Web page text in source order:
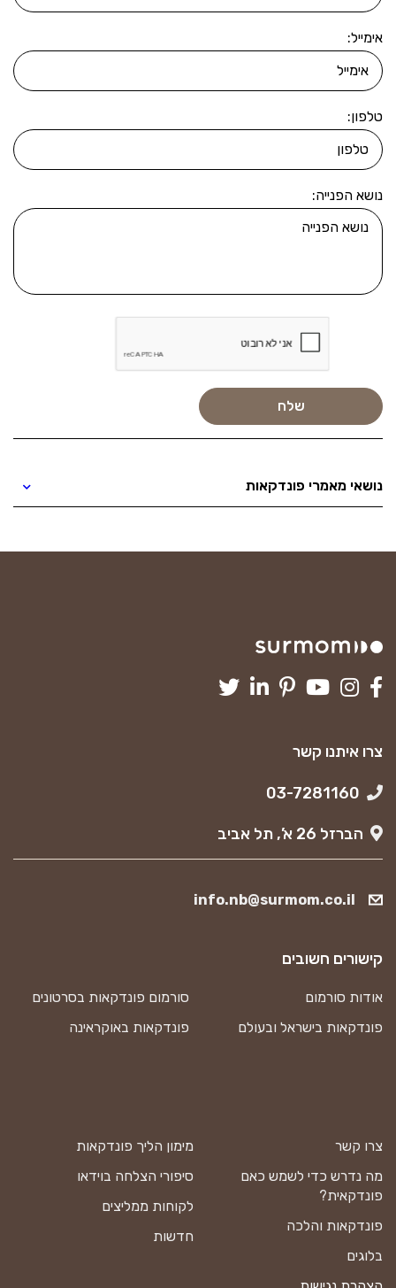
אימייל:
טלפון:
נושא הפנייה:
נושאי מאמרי פונדקאות
צרו איתנו קשר
הברזל 26 א’, תל אביב
info.nb@surmom.co.il
צרו קשר
מה נדרש כדי לשמש כאם
פונדקאית?
פונדקאות והלכה
בלוגים
מימון הליך פונדקאות
סיפורי הצלחה בוידאו
לקוחות ממליצים
חדשות
קישורים חשובים
אודות סורמום
סורמום פונדקאות בסרטונים
פונדקאות בישראל ובעולם
פונדקאות באוקראינה